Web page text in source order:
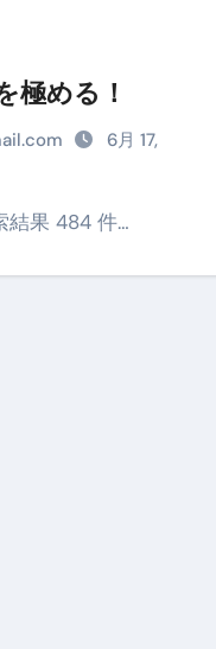
割が勘違い 自己破産の
ドを毎日食べたらど
き】借金1億円ありま
説【詐欺被害】警察に
ードメイン 2月のおす
スーパーセール
「聞こえる・分かる・
ツアー完全ガイド】ア
極める！
6月 17,
結果 484 件…